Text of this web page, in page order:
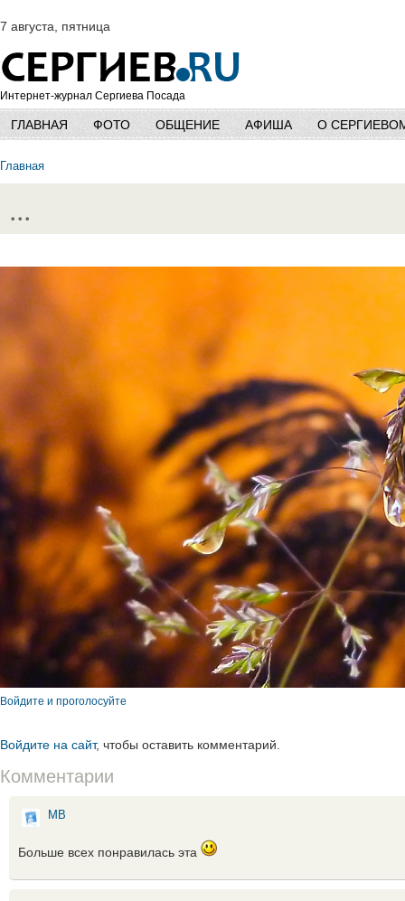
7 августа, пятница
Интернет-журнал Сергиева Посада
ГЛАВНАЯ ФОТО ОБЩЕНИЕ АФИША О
Главная
...
Войдите и проголосуйте
Войдите на сайт, чтобы оставить комментарий.
Комментарии
МВ
Больше всех понравилась эта